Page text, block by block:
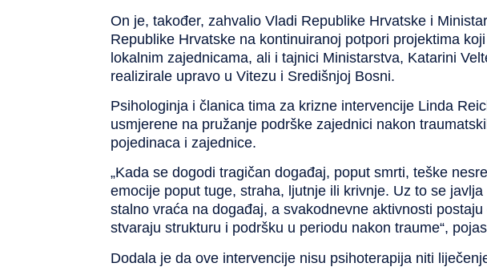
On je, također, zahvalio Vladi Republike Hrvatske i
Republike Hrvatske na kontinuiranoj potpori projektima
lokalnim zajednicama, ali i tajnici Ministarstva, Katarini
realizirale upravo u Vitezu i Središnjoj Bosni.
Psihologinja i članica tima za krizne intervencije Linda
usmjerene na pružanje podrške zajednici nakon
pojedinaca i zajednice.
„Kada se dogodi tragičan događaj, poput smrti, teške
emocije poput tuge, straha, ljutnje ili krivnje. Uz to se
stalno vraća na događaj, a svakodnevne aktivnosti
stvaraju strukturu i podršku u periodu nakon traume“,
Dodala je da ove intervencije nisu psihoterapija niti